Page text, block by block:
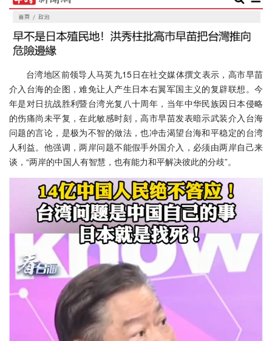
台湾地区前领导人马英九15日在社交媒体撰文表示，高市早苗
介入台海的企图，难免让人产生日本右翼军国主义的复辟联想。今
年是对日抗战胜利暨台湾光复八十周年，当年中华民族因日本侵略
的伤痛尚未平复，在此敏感时刻，高市早苗发表暗示武装介入台海
问题的言论，是极为不智的做法，也冲击渴望台海和平稳定的台湾
人利益。他强调，两岸问题不能假手外国介入，必须由两岸自己来
谈，“两岸的中国人有智慧，也有能力和平解决彼此的分歧”。